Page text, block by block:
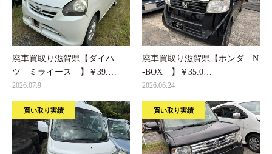
廃車買取り滋賀県【ダイハ
ツ ミライース 】￥39.…
2026.07.9
廃車買取り滋賀県【ホンダ N
-BOX 】￥35.0…
2026.06.24
買い取り実績 買い取り実績